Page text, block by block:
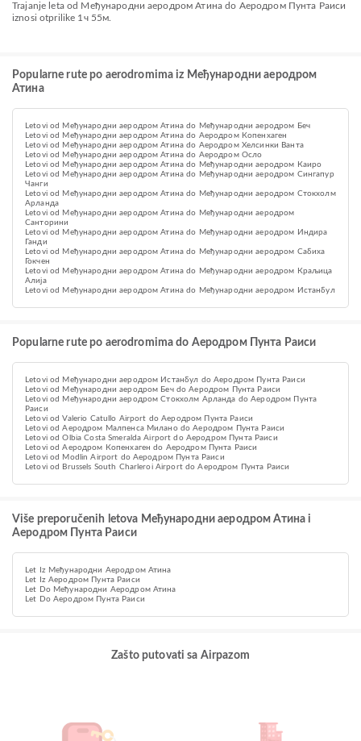
Trajanje leta od Међународни аеродром Атина do Аеродром Пунта Раиси
iznosi otprilike 1ч 55м.
Popularne rute po aerodromima iz Међународни аеродром
Атина
Letovi od Међународни аеродром Атина do Међународни аеродром Беч
Letovi od Међународни аеродром Атина do Аеродром Копенхаген
Letovi od Међународни аеродром Атина do Аеродром Хелсинки Ванта
Letovi od Међународни аеродром Атина do Aеродром Осло
Letovi od Међународни аеродром Атина do Међународни аеродром Каиро
Letovi od Међународни аеродром Атина do Међународни аеродром Сингапур
Чанги
Letovi od Међународни аеродром Атина do Међународни аеродром Стокхолм
Арланда
Letovi od Међународни аеродром Атина do Међународни аеродром
Санторини
Letovi od Међународни аеродром Атина do Међународни аеродром Индира
Ганди
Letovi od Међународни аеродром Атина do Међународни аеродром Сабиха
Гокчен
Letovi od Међународни аеродром Атина do Међународни аеродром Краљица
Алија
Letovi od Међународни аеродром Атина do Међународни аеродром Истанбул
Popularne rute po aerodromima do Аеродром Пунта Раиси
Letovi od Међународни аеродром Истанбул do Аеродром Пунта Раиси
Letovi od Међународни аеродром Беч do Аеродром Пунта Раиси
Letovi od Међународни аеродром Стокхолм Арланда do Аеродром Пунта
Раиси
Letovi od Valerio Catullo Airport do Аеродром Пунта Раиси
Letovi od Аеродром Малпенса Милано do Аеродром Пунта Раиси
Letovi od Olbia Costa Smeralda Airport do Аеродром Пунта Раиси
Letovi od Аеродром Копенхаген do Аеродром Пунта Раиси
Letovi od Modlin Airport do Аеродром Пунта Раиси
Letovi od Brussels South Charleroi Airport do Аеродром Пунта Раиси
Više preporučenih letova Међународни аеродром Атина i
Аеродром Пунта Раиси
Let Iz Међународни Аеродром Атина
Let Iz Аеродром Пунта Раиси
Let Do Међународни Аеродром Атина
Let Do Аеродром Пунта Раиси
Zašto putovati sa Airpazom